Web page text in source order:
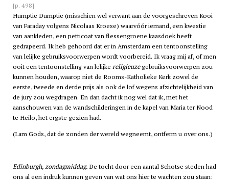
[p. 498]
Humptie Dumptie (misschien wel verwant aan de voorgeschreven Kooi
van Faraday volgens Nicolaas Kroese) waarvóór iemand, een kwestie
van aankleden, een petticoat van flessengroene kaasdoek heeft
gedrapeerd. Ik heb gehoord dat er in Amsterdam een tentoonstelling
van lelijke gebruiksvoorwerpen wordt voorbereid. Ik vraag mij af, of men
ooit een tentoonstelling van lelijke religieuzegebruiksvoorwerpen zou
kunnen houden, waarop niet de Rooms-Katholieke Kerk zowel de
eerste, tweede en derde prijs als ook de lof wegens afzichtelijkheid van
de jury zou wegdragen. En dan dacht ik nog wel dat ik, met het
aanschouwen van de wandschilderingen in de kapel van Maria ter Nood
te Heilo, het ergste gezien had.
(Lam Gods, dat de zonden der wereld wegneemt, ontferm u over ons.)
Edinburgh, zondagmiddag.De tocht door een aantal Schotse steden had
ons al een indruk kunnen geven van wat ons hier te wachten zou staan: